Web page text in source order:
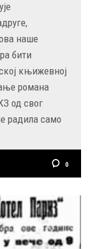
наше
бити
књижевној
романа
од свог
радила само
0